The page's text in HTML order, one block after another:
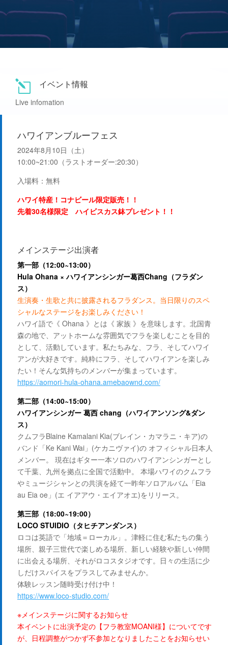
l イベント情報
Live infomation
ハワイアンブルーフェス
2024年8月10日（土）
10:00~21:00（ラストオーダー:20:30）
入場料：無料
ハワイ特産！コナビール限定販売！！
先着30名様限定 ハイビスカス鉢プレゼント！！
メインステージ出演者
第一部（12:00~13:00）
Hula Ohana × ハワイアンシンガー葛西Chang（フラダン
ス）
生演奏・生歌と共に披露されるフラダンス。当日限りのスペ
シャルなステージをお楽しみください！
ハワイ語で《 Ohana 》とは《 家族 》を意味します。 北国青
森の地で、アットホームな雰囲気でフラを楽しむことを目的
として、活動しています。 私たちみな、フラ、そしてハワイ
アンが大好きです。 純粋にフラ、そしてハワイアンを楽しみ
たい！そんな気持ちのメンバーが集まっています。
https://aomori-hula-ohana.amebaownd.com/
第二部（14:00~15:00）
ハワイアンシンガー 葛西 chang（ハワイアンソング&ダン
ス）
クムフラBlaine Kamalani Kia(ブレイン・カマラニ・キア)の
バンド「Ke Kani Wai」(ケカニヴァイ)の オフィシャル日本人
メンバー。 現在はギター一本ソロのハワイアンシンガーとし
て千葉、九州を拠点に全国で活動中。 本場ハワイのクムフラ
やミュージシャンとの共演を経て一昨年ソロアルバム「Eia
au Eia oe」(エ イアアウ・エイアオエ)をリリース。
第三部（18:00~19:00）
LOCO STUIDIO（タヒチアンダンス）
ロコは英語で「地域＝ローカル」。津軽に住む私たちの集う
場所、親子三世代で楽しめる場所、新しい経験や新しい仲間
に出会える場所、それがロコスタジオです。日々の生活に少
しだけスパイスをプラスしてみませんか。
体験レッスン随時受け付け中！
https://www.loco-studio.com/
※メインステージに関するお知らせ
本イベントに出演予定の【フラ教室MOANI様】についてです
が、日程調整がつかず不参加となりましたことをお知らせい